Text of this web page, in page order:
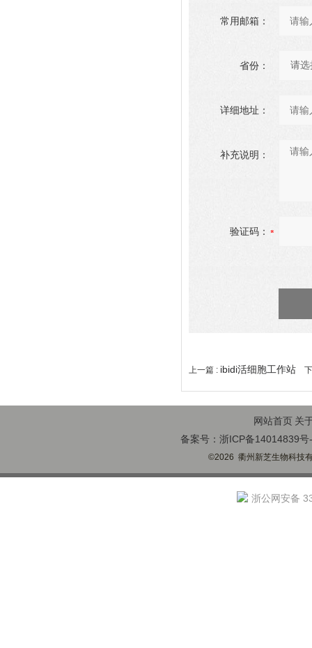
常用邮箱：
省份：
详细地址：
补充说明：
验证码：
上一篇 : ibidi活细胞工作站
网站首页 关
备案号：浙ICP备14014839号
©2026 衢州新芝生物科技
浙公网安备